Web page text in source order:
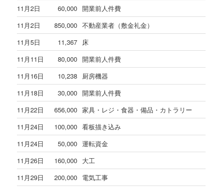
11月2日
60,000 開業前人件費
11月2日
850,000 不動産業者（敷金礼金）
11月5日
11,367 床
11月11日
80,000 開業前人件費
11月16日
10,238 厨房機器
11月18日
30,000 開業前人件費
11月22日
656,000 家具・レジ・食器・備品・カトラリー
11月24日
100,000 看板描き込み
11月24日
50,000 運転資金
11月26日
160,000 大工
11月29日
200,000 電気工事